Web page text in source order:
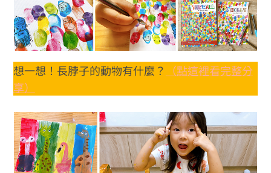
想一想！長脖子的動物有什麼？
（點這裡看完整分
享）